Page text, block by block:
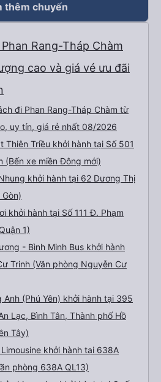
thêm chuyến
Rang-Tháp Chàm
cao và giá vé ưu đãi
đi Phan Rang-Tháp Chàm từ
uy tín, giá rẻ nhất 08/2026
Thiên Triều khởi hành tại Số 501
(Bến xe miền Đông mới)
khởi hành tại 62 Dương Thị
khởi hành tại Số 111 Đ. Phạm
1)
- Bình Minh Bus khởi hành
Trinh (Văn phòng Nguyễn Cư
Anh (Phú Yên) khởi hành tại 395
Lạc, Bình Tân, Thành phố Hồ
Tây)
khởi hành tại 638A
phòng 638A QL13)